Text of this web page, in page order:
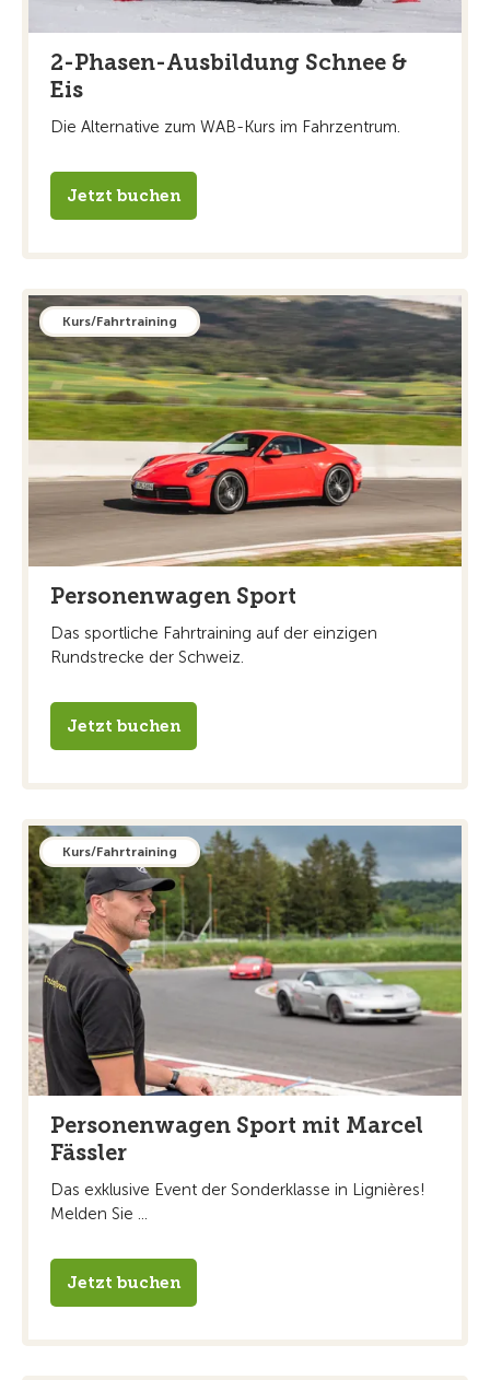
2-Phasen-Ausbildung Schnee &
Eis
Die Alternative zum WAB-Kurs im Fahrzentrum.
Jetzt buchen
Kurs/Fahrtraining
Personenwagen Sport
Das sportliche Fahrtraining auf der einzigen
Rundstrecke der Schweiz.
Jetzt buchen
Kurs/Fahrtraining
Personenwagen Sport mit Marcel
Fässler
Das exklusive Event der Sonderklasse in Lignières!
Melden Sie ...
Jetzt buchen